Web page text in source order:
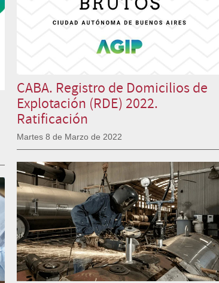
CABA. Registro de Domicilios de
Explotación (RDE) 2022.
Ratificación
Martes 8 de Marzo de 2022